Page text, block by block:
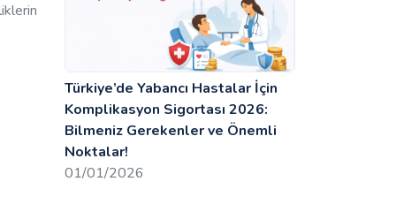
Türkiye’de Yabancı Hastalar İçin
Komplikasyon Sigortası 2026:
Bilmeniz Gerekenler ve Önemli
Noktalar!
01/01/2026